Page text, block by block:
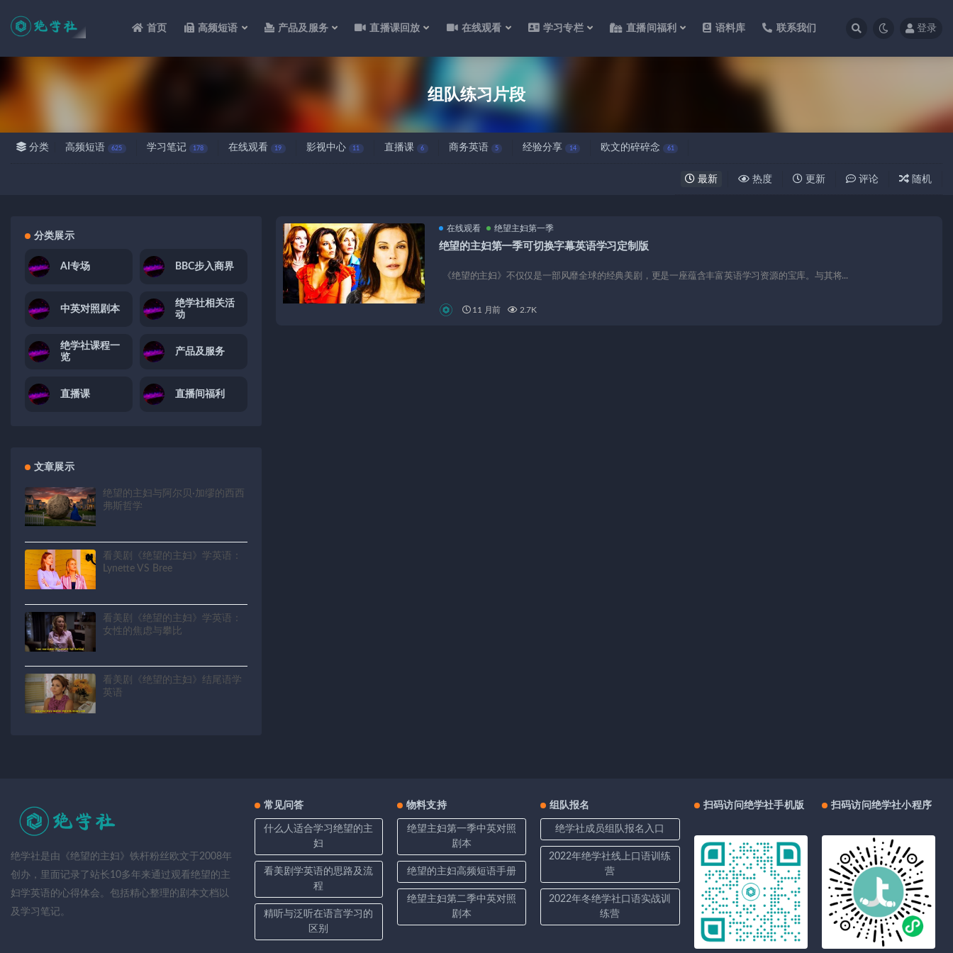
首页 高频短语 产品及服务 直播课回放 在线观看 学习专栏 直播间福利 语料库 联系我们 登录
组队练习片段
分类 高频短语 625 学习笔记 178 在线观看 19 影视中心 11 直播课 6 商务英语 5 经验分享 14 欧文的碎碎念 61
最新 热度 更新 评论 随机
在线观看 绝望主妇第一季
绝望的主妇第一季可切换字幕英语学习定制版
《绝望的主妇》不仅仅是一部风靡全球的经典美剧，更是一座蕴含丰富英语学习资源的宝库。与其将...
11 月前 2.7K
分类展示
AI专场 BBC步入商界
中英对照剧本
绝学社相关活
动
绝学社课程一
览
产品及服务
直播课 直播间福利
文章展示
绝望的主妇与阿尔贝·加缪的西西
弗斯哲学
看美剧《绝望的主妇》学英语：
Lynette VS Bree
看美剧《绝望的主妇》学英语：
女性的焦虑与攀比
看美剧《绝望的主妇》结尾语学
英语
绝学社是由《绝望的主妇》铁杆粉丝欧文于2008年
创办，里面记录了站长10多年来通过观看绝望的主
妇学英语的心得体会。包括精心整理的剧本文档以
及学习笔记。
常见问答
什么人适合学习绝望的主
妇
看美剧学英语的思路及流
程
精听与泛听在语言学习的
区别
物料支持
绝望主妇第一季中英对照
剧本
绝望的主妇高频短语手册
绝望主妇第二季中英对照
剧本
组队报名
绝学社成员组队报名入口
2022年绝学社线上口语训练
营
2022年冬绝学社口语实战训
练营
扫码访问绝学社手机版 扫码访问绝学社小程序